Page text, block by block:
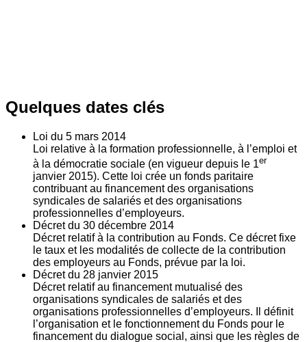
Quelques dates clés
Loi du 5 mars 2014
Loi relative à la formation professionnelle, à l’emploi et
à la démocratie sociale (en vigueur depuis le 1er
janvier 2015). Cette loi crée un fonds paritaire
contribuant au financement des organisations
syndicales de salariés et des organisations
professionnelles d’employeurs.
Décret du 30 décembre 2014
Décret relatif à la contribution au Fonds. Ce décret fixe
le taux et les modalités de collecte de la contribution
des employeurs au Fonds, prévue par la loi.
Décret du 28 janvier 2015
Décret relatif au financement mutualisé des
organisations syndicales de salariés et des
organisations professionnelles d’employeurs. Il définit
l’organisation et le fonctionnement du Fonds pour le
financement du dialogue social, ainsi que les règles de